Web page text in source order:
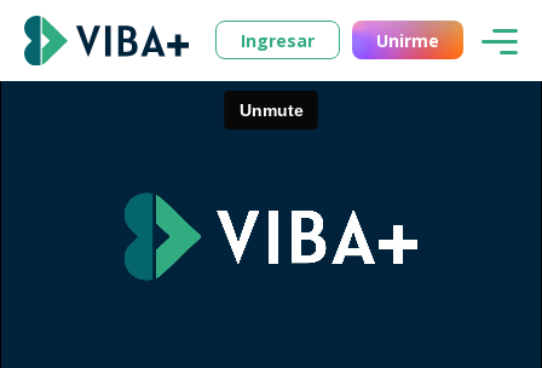
Ingresar Unirme